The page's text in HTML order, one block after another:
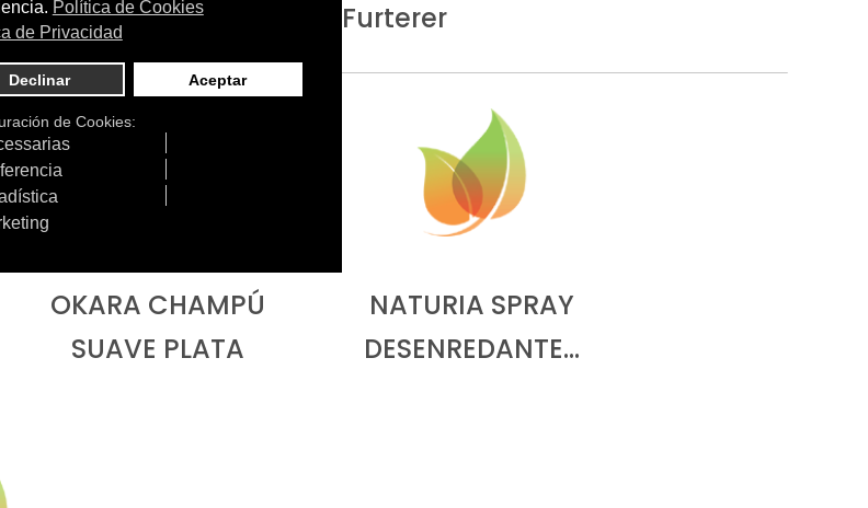
Otros productos de René Furterer
OKARA CHAMPÚ
SUAVE PLATA
NATURIA SPRAY
DESENREDANTE…